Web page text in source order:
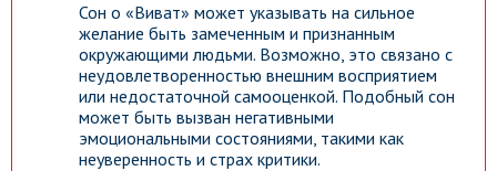
Сон о «Виват» может указывать на сильное
желание быть замеченным и признанным
окружающими людьми. Возможно, это связано с
неудовлетворенностью внешним восприятием
или недостаточной самооценкой. Подобный сон
может быть вызван негативными
эмоциональными состояниями, такими как
неуверенность и страх критики.